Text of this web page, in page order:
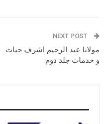
NEXT POST
مولانا عبد الرحیم اشرف حیات
و خدمات جلد دوم